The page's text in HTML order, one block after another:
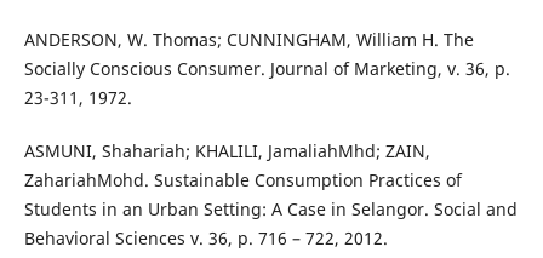
ANDERSON, W. Thomas; CUNNINGHAM, William H. The
Socially Conscious Consumer. Journal of Marketing, v. 36, p.
23-311, 1972.
ASMUNI, Shahariah; KHALILI, JamaliahMhd; ZAIN,
ZahariahMohd. Sustainable Consumption Practices of
Students in an Urban Setting: A Case in Selangor. Social and
Behavioral Sciences v. 36, p. 716 – 722, 2012.